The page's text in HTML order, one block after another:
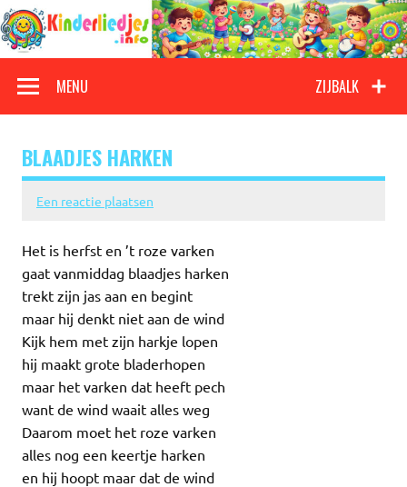
Doorgaan
naar
inhoud
Kinderliedjes
ZIJBALK
MENU
BLAADJES HARKEN
Een reactie plaatsen
Het is herfst en ’t roze varken
gaat vanmiddag blaadjes harken
trekt zijn jas aan en begint
maar hij denkt niet aan de wind
Kijk hem met zijn harkje lopen
hij maakt grote bladerhopen
maar het varken dat heeft pech
want de wind waait alles weg
Daarom moet het roze varken
alles nog een keertje harken
en hij hoopt maar dat de wind